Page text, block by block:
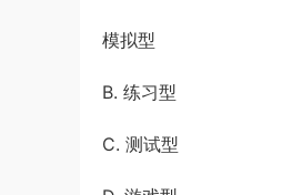
模拟型
B. 练习型
C. 测试型